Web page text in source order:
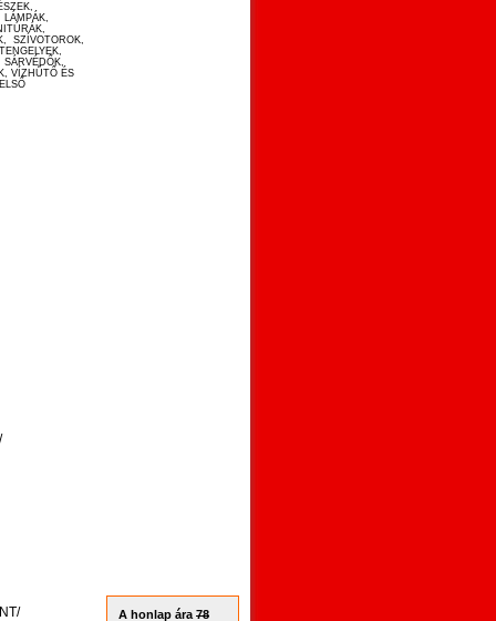
LÁMPÁK,
SZÍVOTOROK,
VÍZHŰTŐ ÉS
A honlap ára 78